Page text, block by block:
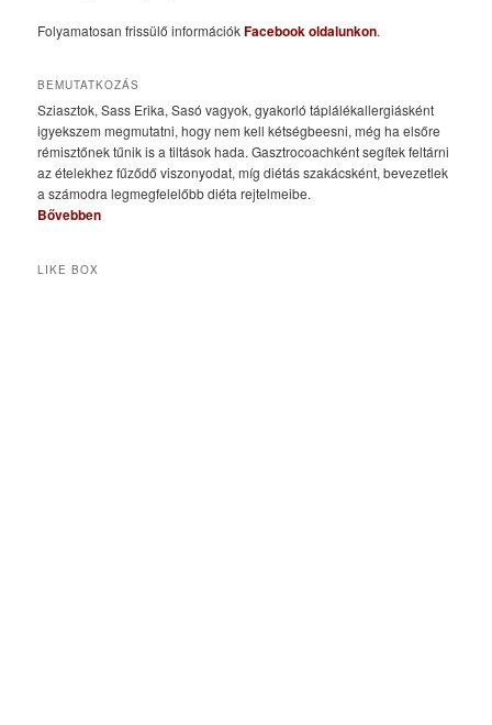
Folyamatosan frissülő információkFacebook oldalunkon.
BEMUTATKOZÁS
Sziasztok, Sass Erika, Sasó vagyok, gyakorló táplálékallergiásként
igyekszem megmutatni, hogy nem kell kétségbeesni, még ha elsőre
rémisztőnek tűnik is a tiltások hada. Gasztrocoachként segítek feltárni
az ételekhez fűződő viszonyodat, míg diétás szakácsként, bevezetlek
a számodra legmegfelelőbb diéta rejtelmeibe.
Bővebben
LIKE BOX